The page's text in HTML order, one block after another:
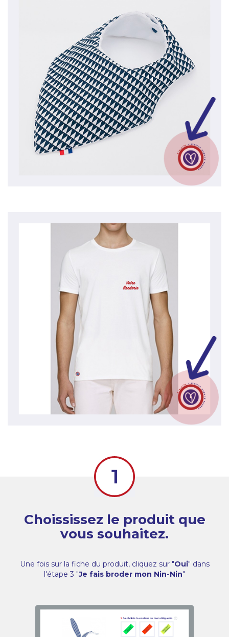
Choississez le produit que
vous souhaitez.
Une fois sur la fiche du produit, cliquez sur "Oui" dans
l'étape 3 "Je fais broder mon Nin-Nin"